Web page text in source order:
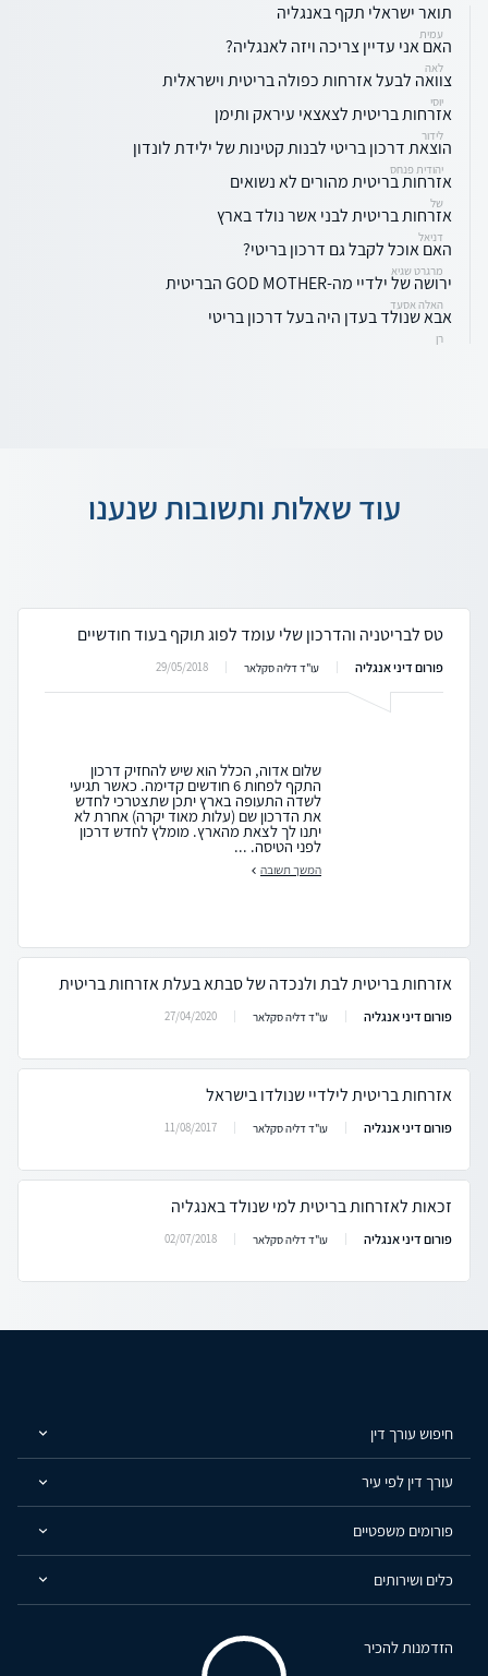
תואר ישראלי תקף באנגליה
עמית
האם אני עדיין צריכה ויזה לאנגליה?
לאה
צוואה לבעל אזרחות כפולה בריטית וישראלית
יוסי
אזרחות בריטית לצאצאי עיראק ותימן
לידור
הוצאת דרכון בריטי לבנות קטינות של ילידת לונדון
יהודית פנחס
אזרחות בריטית מהורים לא נשואים
של
אזרחות בריטית לבני אשר נולד בארץ
דניאל
האם אוכל לקבל גם דרכון בריטי?
מרגרט שגיא
ירושה של ילדיי מה-GOD MOTHER הבריטית
האלה אסעד
אבא שנולד בעדן היה בעל דרכון בריטי
רן
עוד שאלות ותשובות שנענו
טס לבריטניה והדרכון שלי עומד לפוג תוקף בעוד חודשיים
פורום דיני אנגליה עו"ד דליה סקלאר 29/05/2018
שלום אדוה, הכלל הוא שיש להחזיק דרכון
התקף לפחות 6 חודשים קדימה. כאשר תגיעי
לשדה התעופה בארץ יתכן שתצטרכי לחדש
את הדרכון שם (עלות מאוד יקרה) אחרת לא
יתנו לך לצאת מהארץ. מומלץ לחדש דרכון
לפני הטיסה. ...
המשך תשובה
אזרחות בריטית לבת ולנכדה של סבתא בעלת אזרחות בריטית
פורום דיני אנגליה עו"ד דליה סקלאר 27/04/2020
אזרחות בריטית לילדיי שנולדו בישראל
פורום דיני אנגליה עו"ד דליה סקלאר 11/08/2017
זכאות לאזרחות בריטית למי שנולד באנגליה
פורום דיני אנגליה עו"ד דליה סקלאר 02/07/2018
חיפוש עורך דין
עורך דין לפי עיר
פורומים משפטיים
כלים ושירותים
הזדמנות להכיר